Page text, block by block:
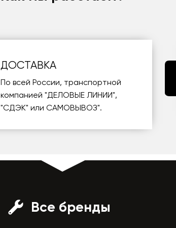
ДОСТАВКА
По всей России, транспортной
компанией"ДЕЛОВЫЕ ЛИНИИ",
"СДЭК" илиСАМОВЫВОЗ".
Все бренды